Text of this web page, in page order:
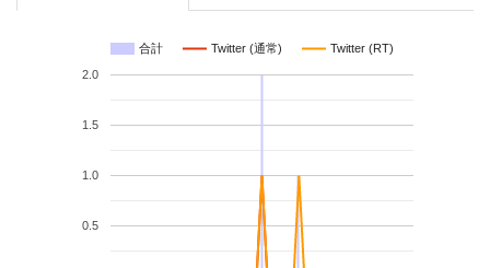
合計 Twitter (通常) Twitter (RT)
0.5
1.0
1.5
2.0